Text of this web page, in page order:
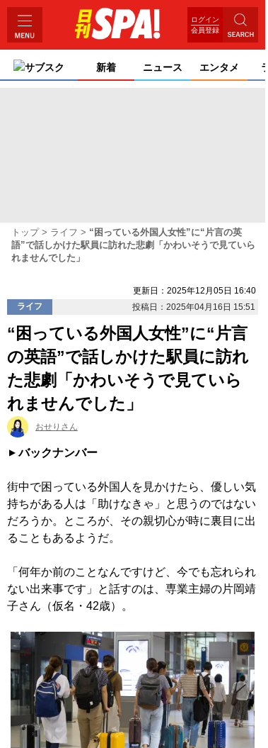
ログイン
会員登録
サブスク 新着 ニュース エンタメ
トップ ライフ
“困っている外国人女性”に“片言の英
語”で話しかけた駅員に訪れた悲劇「かわいそうで見ていら
れませんでした」
更新日：2025年12月05日 16:40
ライフ
投稿日：2025年04月16日 15:51
“困っている外国人女性”に“片言
の英語”で話しかけた駅員に訪れ
た悲劇「かわいそうで見ていら
れませんでした」
おせりさん
バックナンバー
街中で困っている外国人を見かけたら、優しい気
持ちがある人は「助けなきゃ」と思うのではない
だろうか。ところが、その親切心が時に裏目に出
ることもあるようだ。
「何年か前のことなんですけど、今でも忘れられ
ない出来事です」と話すのは、専業主婦の片岡靖
子さん（仮名・42歳）。